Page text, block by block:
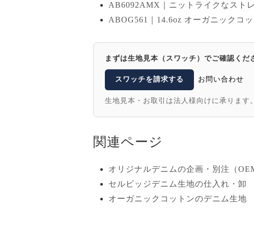
AB6092AMX｜ニットライクなスト
ABOG561｜14.6oz オーガニックコ
まずは生地見本（スワッチ）でご確認くだ
スワッチを請求する お問い合わせ
生地見本・お取引は法人様向けに承ります。
関連ページ
オリジナルデニムの企画・別注（
セルビッジデニム生地の仕入れ・卸
オーガニックコットンのデニム生地